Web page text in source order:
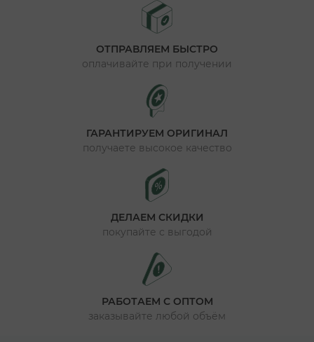
ОТПРАВЛЯЕМ БЫСТРО
оплачивайте при получении
ГАРАНТИРУЕМ ОРИГИНАЛ
получаете высокое качество
ДЕЛАЕМ СКИДКИ
покупайте с выгодой
РАБОТАЕМ С ОПТОМ
заказывайте любой объём